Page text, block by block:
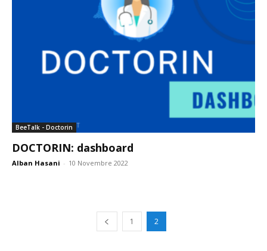
BeeTalk - Doctorin
DOCTORIN: dashboard
Alban Hasani - 10 Novembre 2022
1 2